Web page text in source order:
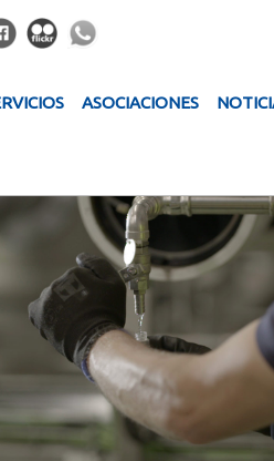
ASOCIACIONES